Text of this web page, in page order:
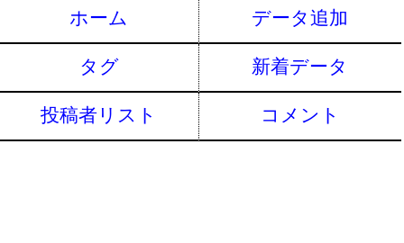
ホーム データ追加
タグ 新着データ
投稿者リスト コメント